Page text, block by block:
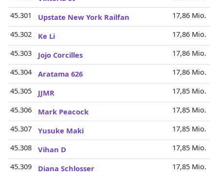
45.301
Upstate New York Railfan
17,86 Mio.
45.302
Ke Li
17,86 Mio.
45.303
Jojo Corcilles
17,86 Mio.
45.304
Aratama 626
17,86 Mio.
45.305
JJMR
17,85 Mio.
45.306
Mark Peacock
17,85 Mio.
45.307
Yusuke Maki
17,85 Mio.
45.308
Vihan D
17,85 Mio.
45.309
Diana Schlosser
17,85 Mio.